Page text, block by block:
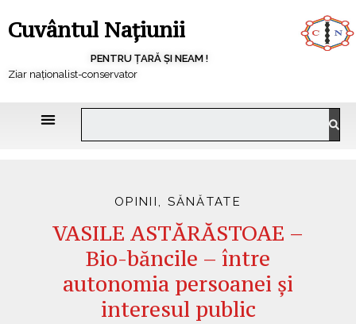
Cuvântul Națiunii
PENTRU ȚARĂ ȘI NEAM !
Ziar naționalist-conservator
OPINII, SĂNĂTATE
VASILE ASTĂRĂSTOAE –
Bio-băncile – între
autonomia persoanei și
interesul public